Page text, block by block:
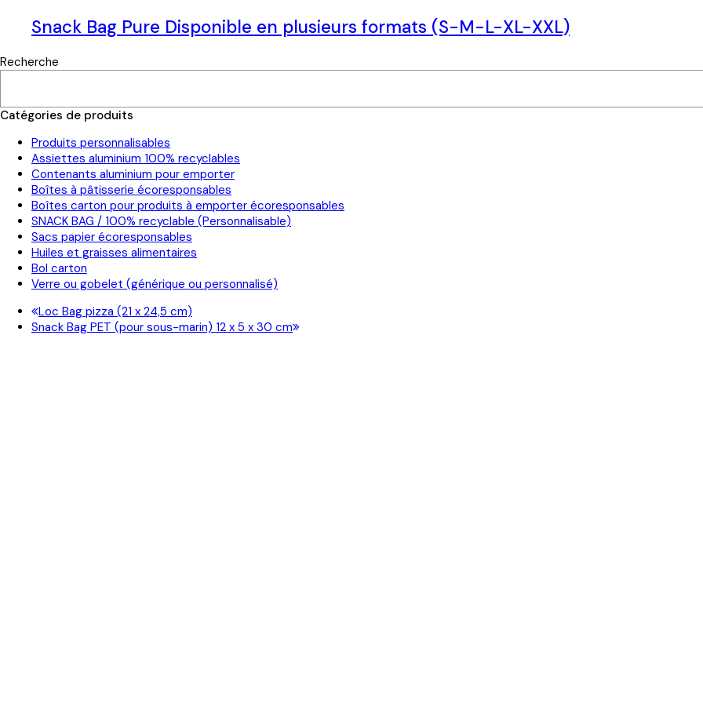
Snack Bag Pure Disponible en plusieurs formats (S-M-L-XL-XXL)
Recherche
Catégories de produits
Produits personnalisables
Assiettes aluminium 100% recyclables
Contenants aluminium pour emporter
Boîtes à pâtisserie écoresponsables
Boîtes carton pour produits à emporter écoresponsables
SNACK BAG / 100% recyclable (Personnalisable)
Sacs papier écoresponsables
Huiles et graisses alimentaires
Bol carton
Verre ou gobelet (générique ou personnalisé)
previous
post:
Loc Bag pizza (21 x 24,5 cm)
next
Snack Bag PET (pour sous-marin) 12 x 5 x 30 cm